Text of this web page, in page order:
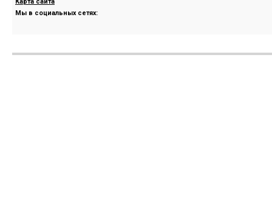
Карта сайта
Мы в социальных сетях: